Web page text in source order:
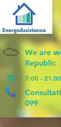
We are
Republic
7:00 -
099